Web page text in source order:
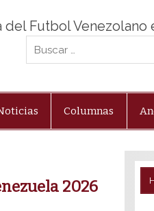
del Futbol
Columnas
2026